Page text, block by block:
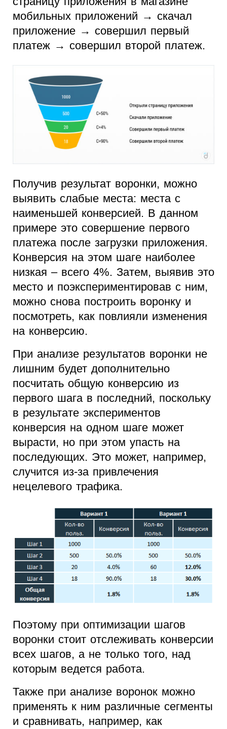
мобильных приложений → скачал
приложение → совершил первый
платеж → совершил второй платеж.
Получив результат воронки, можно
выявить слабые места: места с
наименьшей конверсией. В данном
примере это совершение первого
платежа после загрузки приложения.
Конверсия на этом шаге наиболее
низкая – всего 4%. Затем, выявив это
место и поэкспериментировав с ним,
можно снова построить воронку и
посмотреть, как повлияли изменения
на конверсию.
При анализе результатов воронки не
лишним будет дополнительно
посчитать общую конверсию из
первого шага в последний, поскольку
в результате экспериментов
конверсия на одном шаге может
вырасти, но при этом упасть на
последующих. Это может, например,
случится из-за привлечения
нецелевого трафика.
Поэтому при оптимизации шагов
воронки стоит отслеживать конверсии
всех шагов, а не только того, над
которым ведется работа.
Также при анализе воронок можно
применять к ним различные сегменты
и сравнивать, например, как